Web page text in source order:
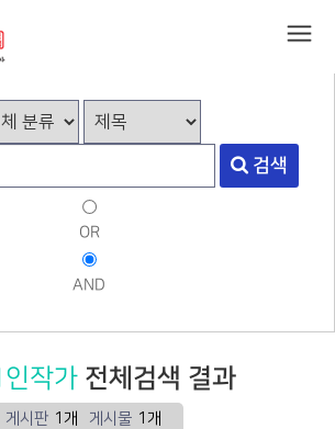
검색
OR
AND
작가전체검색 결과
게시판 1개 게시물 1개